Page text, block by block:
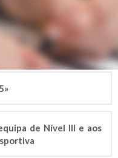
de Nível III e aos